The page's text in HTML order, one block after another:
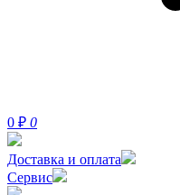
0 ₽ 0
Доставка и оплата
Сервис